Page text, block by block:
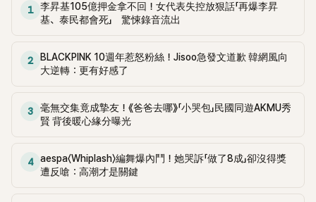
1
李昇基105億押金拿不回！女代表失控放狠話「再爆李昇
基、泰民都會死」 驚悚錄音流出
2
BLACKPINK 10週年惹怒粉絲！Jisoo急發文道歉 韓網風向
大逆轉：更有好感了
3
毫無交集竟成摯友！《爸爸去哪》「小哭包」民國同遊AKMU秀
賢 背後暖心緣分曝光
4
aespa〈Whiplash〉編舞爆內鬥！她哭訴「做了8成」卻沒得獎
遭反嗆：高潮才是關鍵